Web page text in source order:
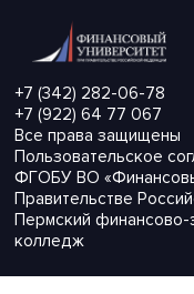
+7 (342) 282-06-78
+7 (922) 64 77 067
Все права защищены
Пользовательское
ФГОБУ ВО
Правительстве
Пермский финансово-
колледж